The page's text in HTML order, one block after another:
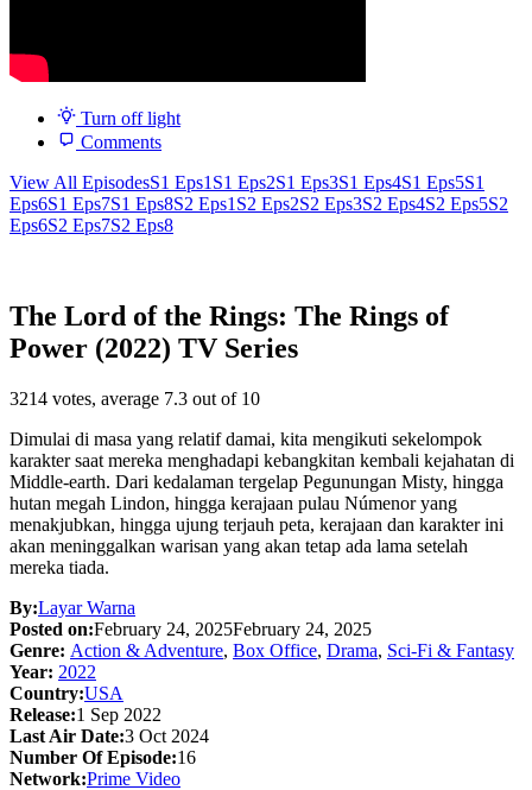
Turn off light
Comments
View All EpisodesS1 Eps1 S1 Eps2S1 Eps3S1 Eps4S1 Eps5S1
Eps6S1 Eps7S1 Eps8S2 Eps1 S2 Eps2S2 Eps3S2 Eps4S2 Eps5S2
Eps6S2 Eps7S2 Eps8
The Lord of the Rings: The Rings of
Power (2022) TV Series
3214 votes, average 7.3 out of 10
Dimulai di masa yang relatif damai, kita mengikuti sekelompok
karakter saat mereka menghadapi kebangkitan kembali kejahatan di
Middle-earth. Dari kedalaman tergelap Pegunungan Misty, hingga
hutan megah Lindon, hingga kerajaan pulau Númenor yang
menakjubkan, hingga ujung terjauh peta, kerajaan dan karakter ini
akan meninggalkan warisan yang akan tetap ada lama setelah
mereka tiada.
By:Layar Warna
Posted on:February 24, 2025February 24, 2025
Genre: Action & Adventure, Box Office, Drama, Sci-Fi & Fantasy
Year: 2022
Country:USA
Release:1 Sep 2022
Last Air Date:3 Oct 2024
Number Of Episode:16
Network:Prime Video